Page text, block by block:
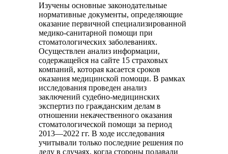
Изучены основные законодательные
нормативные документы, определяющие
оказание первичной специализированной
медико-санитарной помощи при
стоматологических заболеваниях.
Осуществлен анализ информации,
содержащейся на сайте 15 страховых
компаний, которая касается сроков
оказания медицинской помощи. В рамках
исследования проведен анализ
заключений судебно-медицинских
экспертиз по гражданским делам в
отношении некачественного оказания
стоматологической помощи за период
2013—2022 гг. В ходе исследования
учитывали только последние решения по
делу в случаях, когда стороны подавали